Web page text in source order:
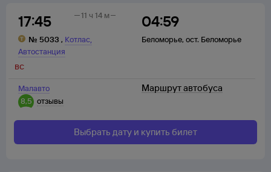
17:45
№ 5033 , Котлас,
Автостанция
04:59
Беломорье, ост. Беломорье
11 ч 14 м
Малавто
8,5 отзывы
вс
Маршрут автобуса
Выбрать дату и купить билет